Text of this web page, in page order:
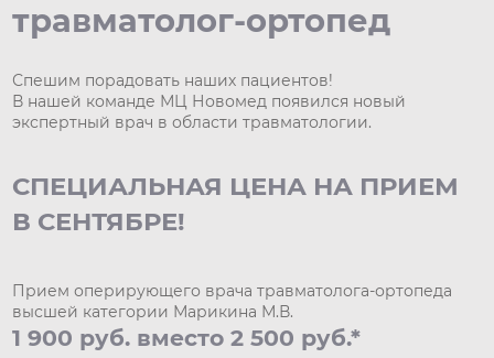
травматолог-ортопед
Спешим порадовать наших пациентов!
В нашей команде МЦ Новомед появился новый
экспертный врач в области травматологии.
СПЕЦИАЛЬНАЯ ЦЕНА НА ПРИЕМ
В СЕНТЯБРЕ!
Прием оперирующего врача травматолога-ортопеда
высшей категории Марикина М.В.
1 900 руб. вместо 2 500 руб.*